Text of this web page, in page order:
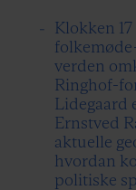
Klokken
verden
Ringhof-
Lidegaard
Ernstved
aktuelle
hvordan
politiske